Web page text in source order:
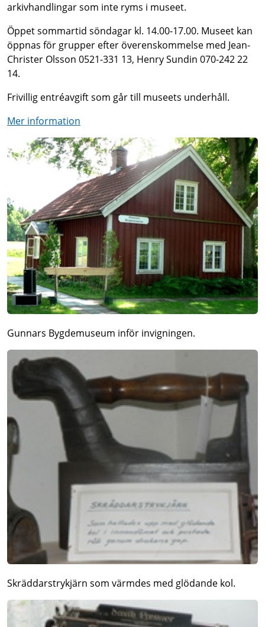
arkivhandlingar som inte ryms i museet.
Öppet sommartid söndagar kl. 14.00-17.00. Museet kan
öppnas för grupper efter överenskommelse med Jean-
Christer Olsson 0521-331 13, Henry Sundin 070-242 22
14.
Frivillig entréavgift som går till museets underhåll.
Mer information
Gunnars Bygdemuseum inför invigningen.
Skräddarstrykjärn som värmdes med glödande kol.